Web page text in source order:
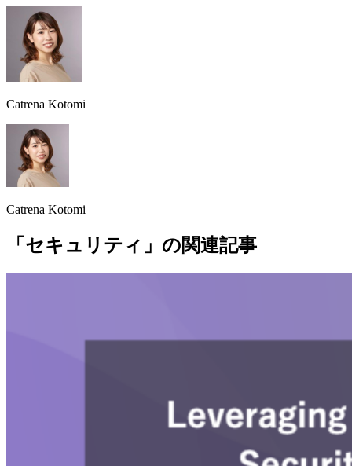
Catrena Kotomi
Catrena Kotomi
「セキュリティ」の関連記事